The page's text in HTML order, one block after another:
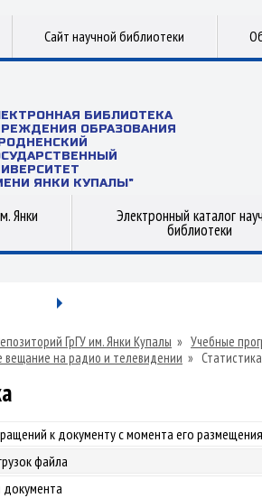
Сайт научной библиотеки
БИБЛИОТЕКА
ОБРАЗОВАНИЯ
ЯНКИ КУПАЛЫ"
Янки Электронный каталог
библиотеки
ГрГУ им. Янки Купалы » Учебные
вещание на радио и телевидении » Статистика
к документу с момента его
файла